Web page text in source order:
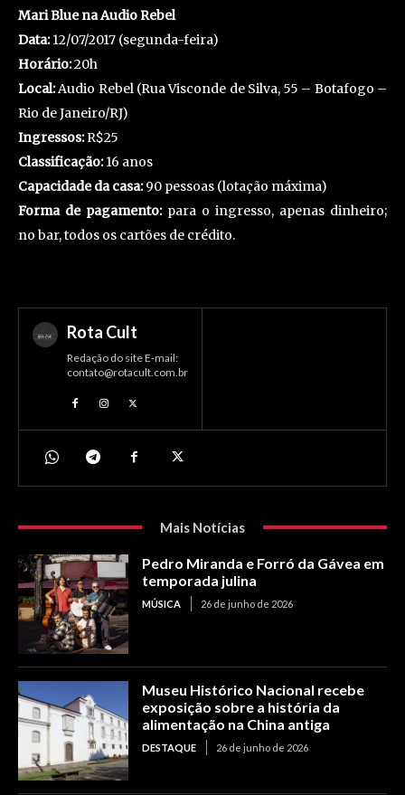
Mari Blue na Audio Rebel
Data:12/07/2017 (segunda-feira)
Horário:20h
Local:Audio Rebel (Rua Visconde de Silva, 55 – Botafogo –
Rio de Janeiro/RJ)
Ingressos:R$25
Classificação:16 anos
Capacidade da casa:90 pessoas (lotação máxima)
Forma de pagamento:para o ingresso, apenas dinheiro;
no bar, todos os cartões de crédito.
Rota Cult
Redação do site E-mail:
contato@rotacult.com.br
Mais Notícias
Pedro Miranda e Forró da Gávea em
temporada julina
MÚSICA 26 de junho de 2026
Museu Histórico Nacional recebe
exposição sobre a história da
alimentação na China antiga
DESTAQUE 26 de junho de 2026